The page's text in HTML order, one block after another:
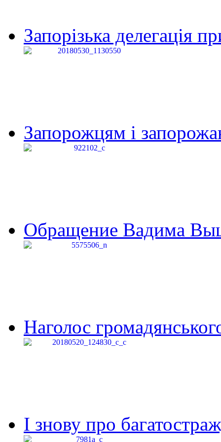
Запорізька делегація
Запорожцям і
Обращение Вадима
Наголос
І знову про